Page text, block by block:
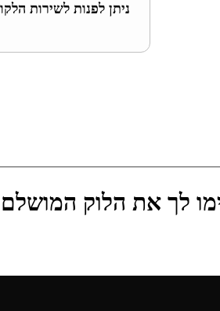
ניתן לפנות לשירות
לך את הלוק המושלם